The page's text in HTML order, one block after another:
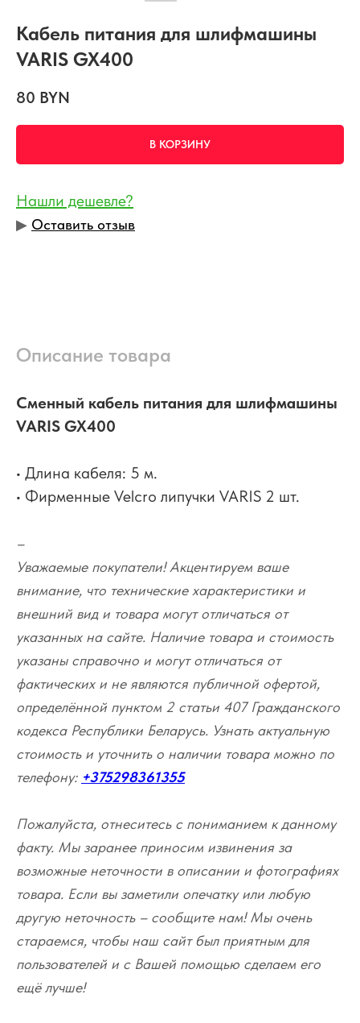
Кабель питания для шлифмашины
VARIS GX400
80 BYN
В КОРЗИНУ
Нашли дешевле?
▶︎ Оставить отзыв
Описание товара
Сменный кабель питания для шлифмашины
VARIS GX400
• Длина кабеля: 5 м.
• Фирменные Velcro липучки VARIS 2 шт.
–
Уважаемые покупатели! Акцентируем ваше
внимание, что технические характеристики и
внешний вид и товара могут отличаться от
указанных на сайте. Наличие товара и стоимость
указаны справочно и могут отличаться от
фактических и не являются публичной офертой,
определённой пунктом 2 статьи 407 Гражданского
кодекса Республики Беларусь. Узнать актуальную
стоимость и уточнить о наличии товара можно по
телефону: +375298361355
Пожалуйста, отнеситесь с пониманием к данному
факту. Мы заранее приносим извинения за
возможные неточности в описании и фотографиях
товара. Если вы заметили опечатку или любую
другую неточность – сообщите нам! Мы очень
стараемся, чтобы наш сайт был приятным для
пользователей и с Вашей помощью сделаем его
ещё лучше!